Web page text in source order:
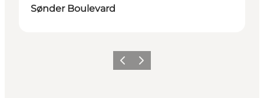
Sønder Boulevard
ForrigeNæste